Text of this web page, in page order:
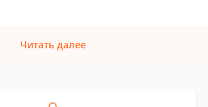
Читать далее